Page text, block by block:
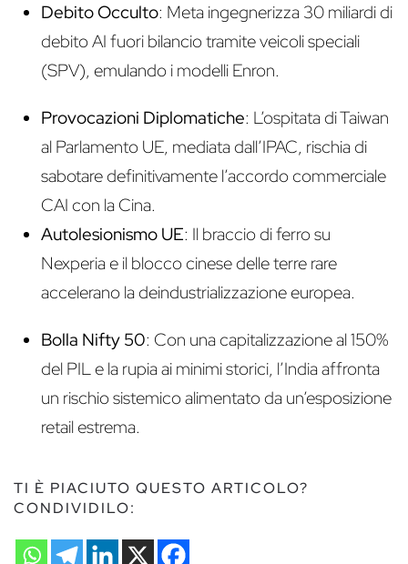
Debito Occulto: Meta ingegnerizza 30 miliardi di
debito AI fuori bilancio tramite veicoli speciali
(SPV), emulando i modelli Enron.
Provocazioni Diplomatiche: L’ospitata di Taiwan
al Parlamento UE, mediata dall’IPAC, rischia di
sabotare definitivamente l’accordo commerciale
CAI con la Cina.
Autolesionismo UE: Il braccio di ferro su
Nexperia e il blocco cinese delle terre rare
accelerano la deindustrializzazione europea.
Bolla Nifty 50: Con una capitalizzazione al 150%
del PIL e la rupia ai minimi storici, l’India affronta
un rischio sistemico alimentato da un’esposizione
retail estrema.
TI È PIACIUTO QUESTO ARTICOLO?
CONDIVIDILO: